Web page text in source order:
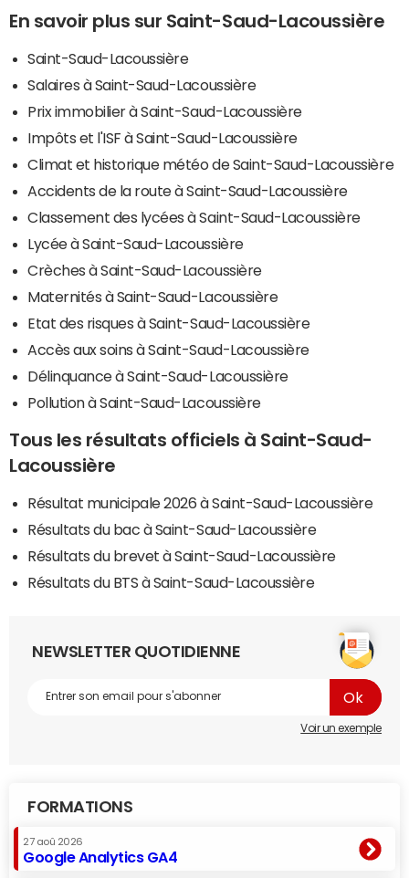
En savoir plus sur Saint-Saud-Lacoussière
Saint-Saud-Lacoussière
Salaires à Saint-Saud-Lacoussière
Prix immobilier à Saint-Saud-Lacoussière
Impôts et l'ISF à Saint-Saud-Lacoussière
Climat et historique météo de Saint-Saud-Lacoussière
Accidents de la route à Saint-Saud-Lacoussière
Classement des lycées à Saint-Saud-Lacoussière
Lycée à Saint-Saud-Lacoussière
Crèches à Saint-Saud-Lacoussière
Maternités à Saint-Saud-Lacoussière
Etat des risques à Saint-Saud-Lacoussière
Accès aux soins à Saint-Saud-Lacoussière
Délinquance à Saint-Saud-Lacoussière
Pollution à Saint-Saud-Lacoussière
Tous les résultats officiels à Saint-Saud-
Lacoussière
Résultat municipale 2026 à Saint-Saud-Lacoussière
Résultats du bac à Saint-Saud-Lacoussière
Résultats du brevet à Saint-Saud-Lacoussière
Résultats du BTS à Saint-Saud-Lacoussière
NEWSLETTER QUOTIDIENNE
Voir un exemple
FORMATIONS
27 aoû 2026
Google Analytics GA4